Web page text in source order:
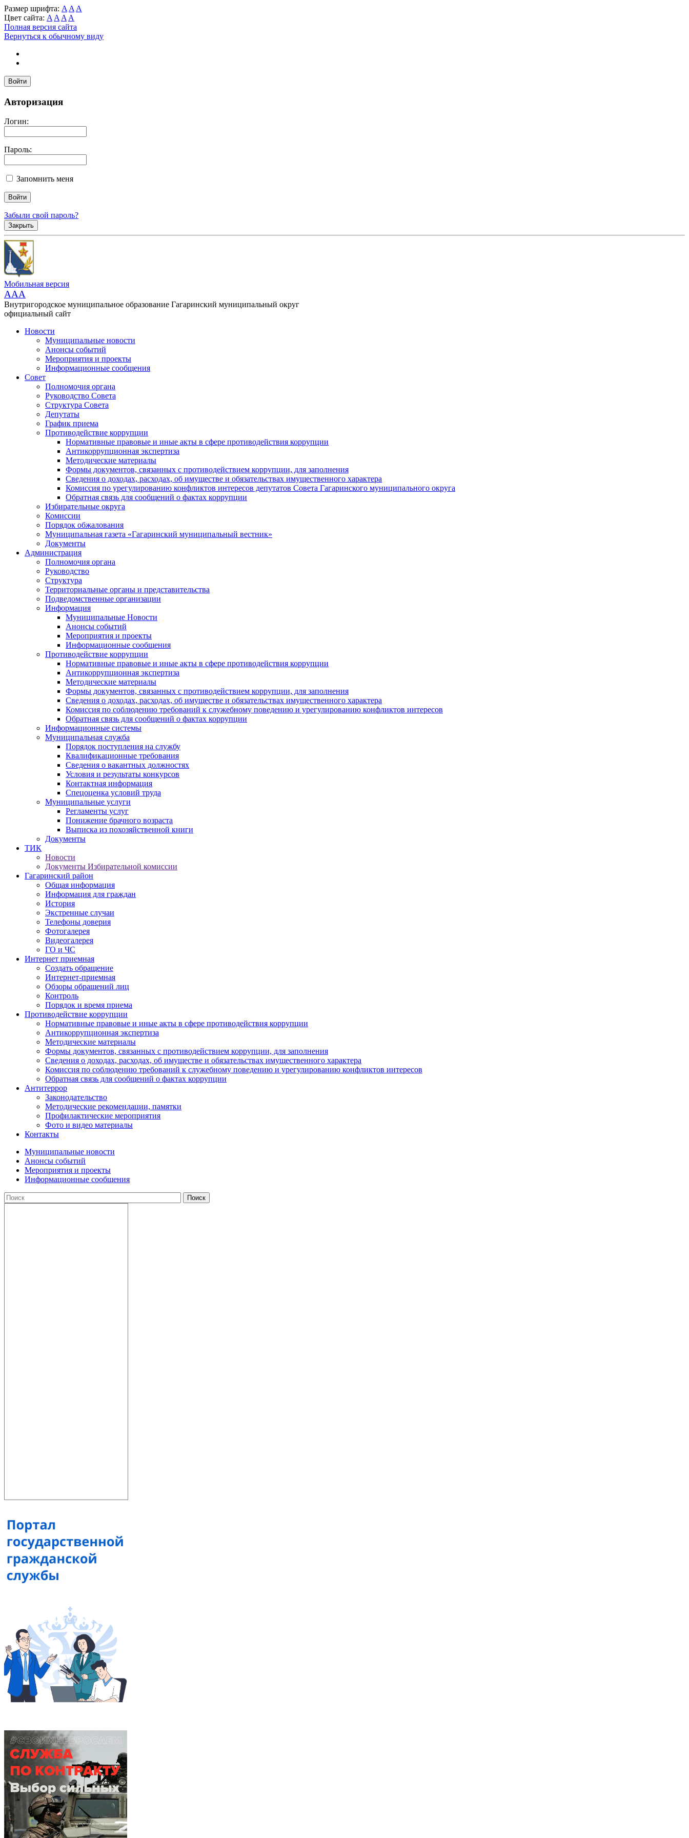
Размер шрифта: A A A
Цвет сайта: A A A A
Полная версия сайта
Вернуться к обычному виду
Войти
Авторизация
Логин:
Пароль:
Запомнить меня
Забыли свой пароль?
Закрыть
Мобильная версия
AAA
Внутригородское муниципальное образование Гагаринский муниципальный округ
официальный сайт
Новости
Муниципальные новости
Анонсы событий
Мероприятия и проекты
Информационные сообщения
Совет
Полномочия органа
Руководство Совета
Структура Совета
Депутаты
График приема
Противодействие коррупции
Нормативные правовые и иные акты в сфере противодействия коррупции
Антикоррупционная экспертиза
Методические материалы
Формы документов, связанных с противодействием коррупции, для заполнения
Сведения о доходах, расходах, об имуществе и обязательствах имущественного характера
Комиссия по урегулированию конфликтов интересов депутатов Совета Гагаринского муниципального округа
Обратная связь для сообщений о фактах коррупции
Избирательные округа
Комиссии
Порядок обжалования
Муниципальная газета «Гагаринский муниципальный вестник»
Документы
Администрация
Полномочия органа
Руководство
Структура
Территориальные органы и представительства
Подведомственные организации
Информация
Муниципальные Новости
Анонсы событий
Мероприятия и проекты
Информационные сообщения
Противодействие коррупции
Нормативные правовые и иные акты в сфере противодействия коррупции
Антикоррупционная экспертиза
Методические материалы
Формы документов, связанных с противодействием коррупции, для заполнения
Сведения о доходах, расходах, об имуществе и обязательствах имущественного характера
Комиссия по соблюдению требований к служебному поведению и урегулированию конфликтов интересов
Обратная связь для сообщений о фактах коррупции
Информационные системы
Муниципальная служба
Порядок поступления на службу
Квалификационные требования
Сведения о вакантных должностях
Условия и результаты конкурсов
Контактная информация
Спецоценка условий труда
Муниципальные услуги
Регламенты услуг
Понижение брачного возраста
Выписка из похозяйственной книги
Документы
ТИК
Новости
Документы Избирательной комиссии
Гагаринский район
Общая информация
Информация для граждан
История
Экстренные случаи
Телефоны доверия
Фотогалерея
Видеогалерея
ГО и ЧС
Интернет приемная
Создать обращение
Интернет-приемная
Обзоры обращений лиц
Контроль
Порядок и время приема
Противодействие коррупции
Нормативные правовые и иные акты в сфере противодействия коррупции
Антикоррупционная экспертиза
Методические материалы
Формы документов, связанных с противодействием коррупции, для заполнения
Сведения о доходах, расходах, об имуществе и обязательствах имущественного характера
Комиссия по соблюдению требований к служебному поведению и урегулированию конфликтов интересов
Обратная связь для сообщений о фактах коррупции
Антитеррор
Законодательство
Методические рекомендации, памятки
Профилактические мероприятия
Фото и видео материалы
Контакты
Муниципальные новости
Анонсы событий
Мероприятия и проекты
Информационные сообщения